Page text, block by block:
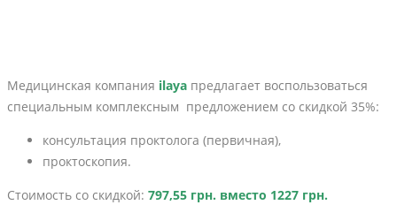
Медицинская компания ilaya предлагает воспользоваться
специальным комплексным предложением со скидкой 35%:
консультация проктолога (первичная),
проктоскопия.
Стоимость со скидкой: 797,55 грн. вместо 1227 грн.